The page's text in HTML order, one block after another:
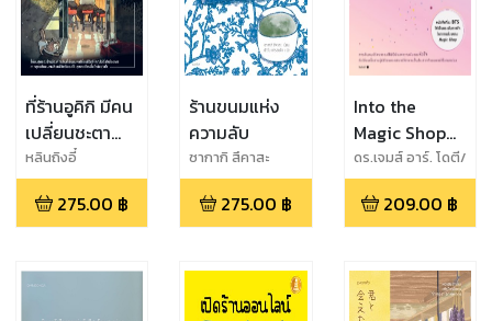
ที่ร้านอูคิกิ มีคน
เปลี่ยนชะตา
ชีวิตให้คุณได้
หลินถิงอี๋
275.00 ฿
ร้านขนมแห่ง
ความลับ
ซากากิ สึคาสะ
275.00 ฿
Into the
Magic Shop
เราทุกคนล้วนมี
ร้านเวทมนตร์
อยู่ในใจ
ดร.เจมส์ อาร์. โดตี/
นายแพทย์นที สาคร
ยุทธเดช209.00 ฿